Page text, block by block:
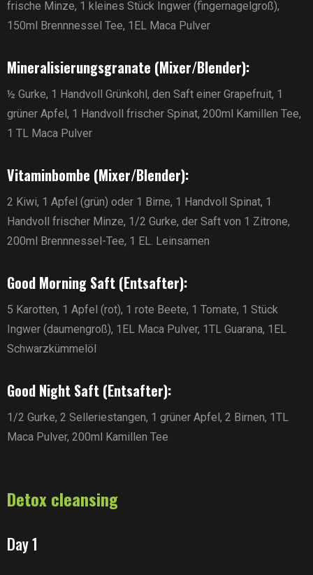
frische Minze, 1 kleines Stück Ingwer (fingernagelgroß),
150ml Brennnessel Tee, 1EL Maca Pulver
Mineralisierungsgranate (Mixer/Blender):
½ Gurke, 1 Handvoll Grünkohl, den Saft einer Grapefruit, 1
grüner Apfel, 1 Handvoll frischer Spinat, 200ml Kamillen Tee,
1 TL Maca Pulver
Vitaminbombe (Mixer/Blender):
2 Kiwi, 1 Apfel (grün) oder 1 Birne, 1 Handvoll Spinat, 1
Handvoll frischer Minze, 1/2 Gurke, der Saft von 1 Zitrone,
200ml Brennnessel-Tee, 1 EL. Leinsamen
Good Morning Saft (Entsafter):
5 Karotten, 1 Apfel (rot), 1 rote Beete, 1 Tomate, 1 Stück
Ingwer (daumengroß), 1EL Maca Pulver, 1TL Guarana, 1EL
Schwarzkümmelöl
Good Night Saft (Entsafter):
1/2 Gurke, 2 Selleriestangen, 1 grüner Apfel, 2 Birnen, 1TL
Maca Pulver, 200ml Kamillen Tee
Detox cleansing
Day 1